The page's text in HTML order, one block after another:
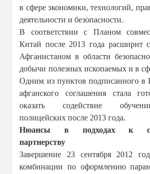
в сфере экономики, технологий,
деятельности и безопасности.
В соответствии с Планом
Китай после 2013 года расширит
Афганистаном в области
добычи полезных ископаемых и в
Одним из пунктов подписанного в
афганского соглашения стала
оказать содействие
полицейских после 2013 года.
Нюансы в подходах к
партнерству
Завершение 23 сентября 2012
комбинации по оформлению